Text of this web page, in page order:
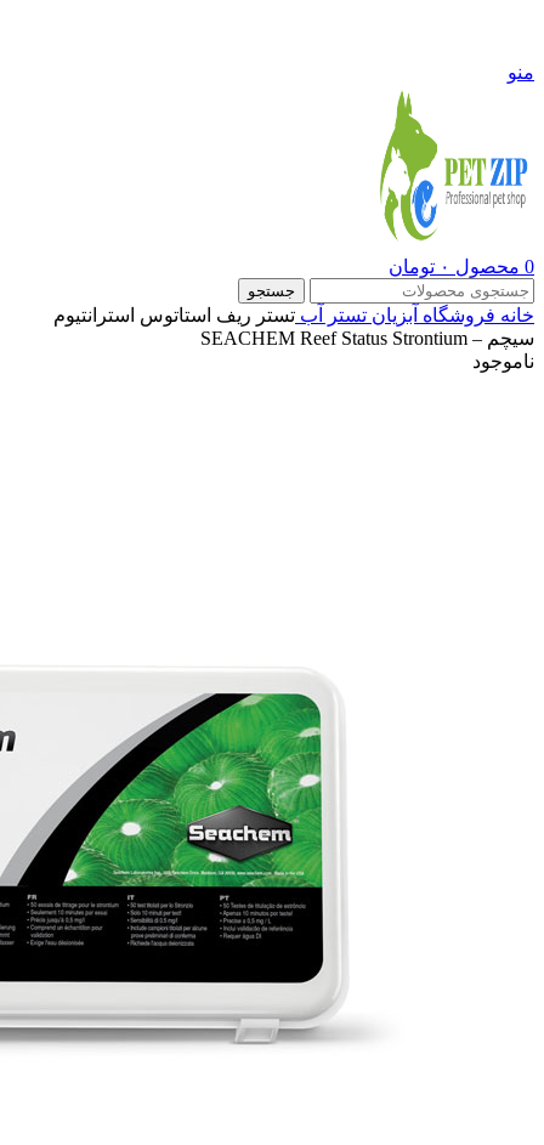
منو
0 محصول ۰ تومان
جستجو
خانه فروشگاه آبزیان تستر آب تستر ریف استاتوس استرانتیوم
سیچم – SEACHEM Reef Status Strontium
ناموجود